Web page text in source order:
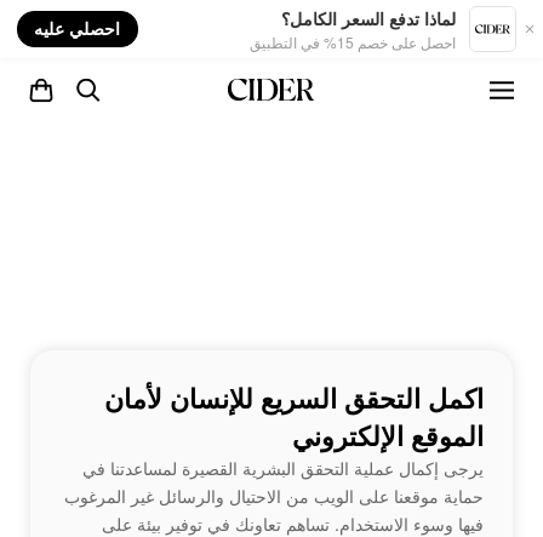
لماذا تدفع السعر الكامل؟
احصل على خصم 15% في التطبيق
احصلي عليه
اكمل التحقق السريع للإنسان لأمان
الموقع الإلكتروني
يرجى إكمال عملية التحقق البشرية القصيرة لمساعدتنا في
حماية موقعنا على الويب من الاحتيال والرسائل غير المرغوب
فيها وسوء الاستخدام. تساهم تعاونك في توفير بيئة على